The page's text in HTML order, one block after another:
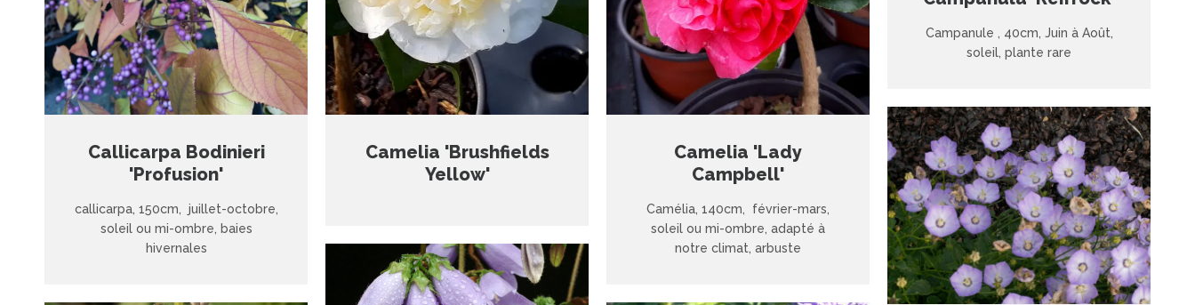
Callicarpa Bodinieri
'Profusion'
callicarpa, 150cm, juillet-octobre,
soleil ou mi-ombre, baies
hivernales
Camelia 'Brushfields
Yellow'
Camelia 'Lady
Campbell'
Camélia, 140cm, février-mars,
soleil ou mi-ombre, adapté à
notre climat, arbuste
Campanule , 40cm, Juin à Août,
soleil, plante rare